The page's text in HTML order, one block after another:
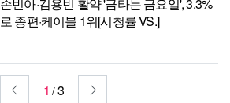
로 종편·케이블 1위[시청률 VS.]
1 /3